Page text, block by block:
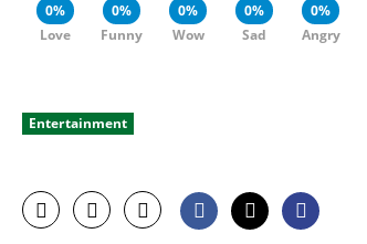
0%
Love
0%
Funny
0%
Wow
0%
Sad
0%
Angry
Entertainment